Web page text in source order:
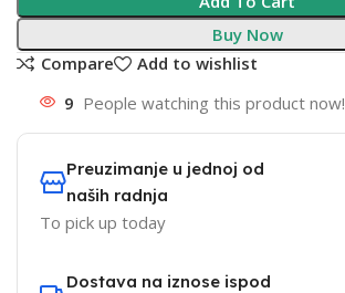
Buy Now
Compare
Add to wishlist
9 People watching this product now!
Preuzimanje u jednoj od
naših radnja
To pick up today
Dostava na iznose ispod